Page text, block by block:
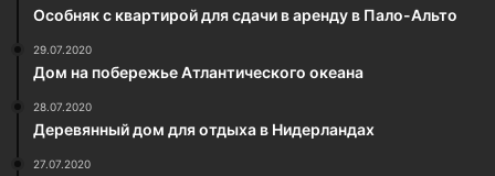
Особняк с квартирой для сдачи в аренду в Пало-Альто
29.07.2020
Дом на побережье Атлантического океана
28.07.2020
Деревянный дом для отдыха в Нидерландах
27.07.2020